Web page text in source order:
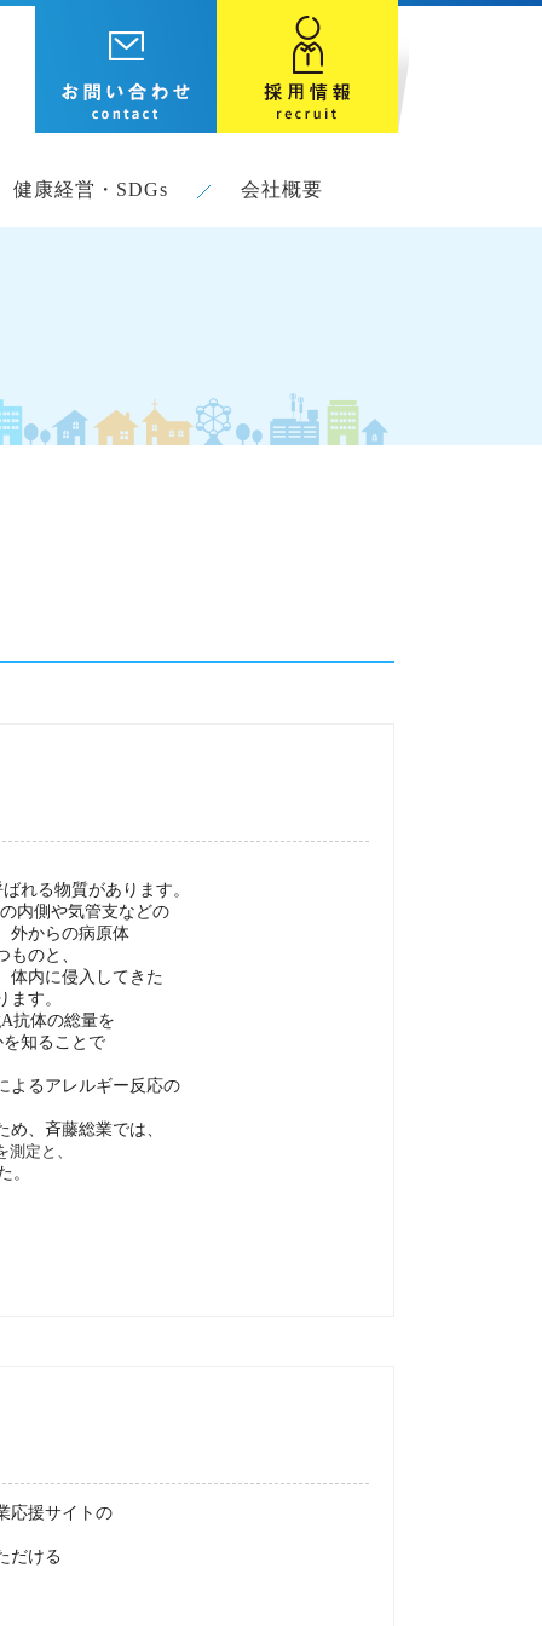
健康経営・SDGs 会社概要
れる物質があります。
内側や気管支などの
外からの病原体
のと、
体内に侵入してきた
す。
抗体の総量を
知ることで
よるアレルギー反応の
、斉藤総業では、
定と、
。
応援サイトの
だける